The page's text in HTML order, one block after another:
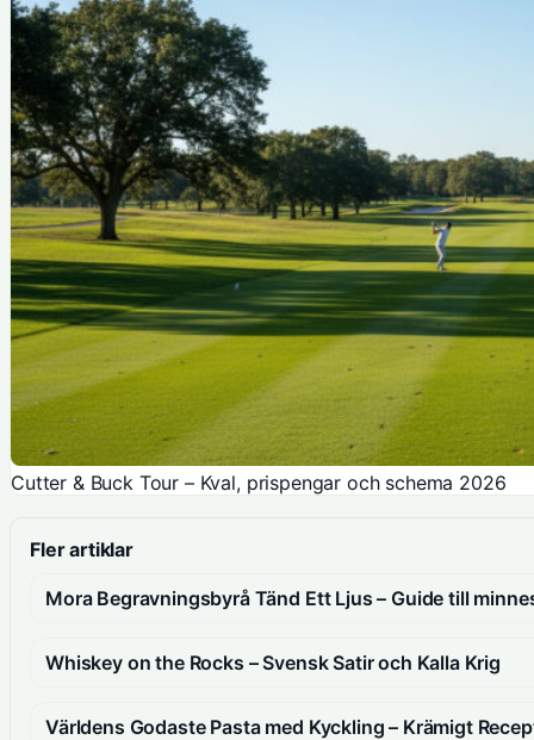
Cutter & Buck Tour – Kval, prispengar och schema 2026
Fler artiklar
Mora Begravningsbyrå Tänd Ett Ljus – Guide till
Whiskey on the Rocks – Svensk Satir och Kalla Krig
Världens Godaste Pasta med Kyckling – Krämigt